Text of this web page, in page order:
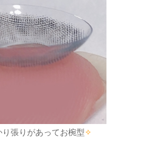
り張りがあってお椀型✧